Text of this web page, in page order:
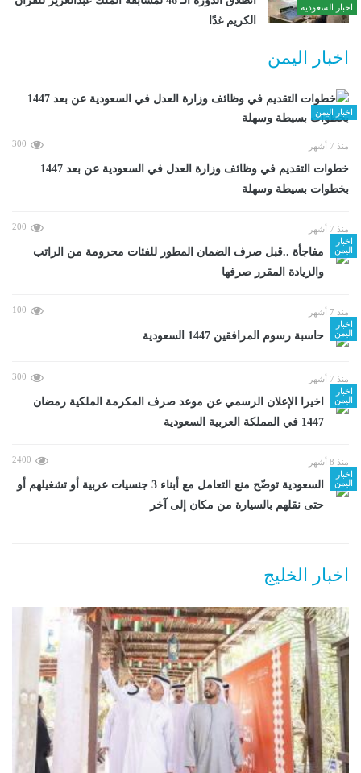
اخبار السعوديه
الكريم غدًا
اخبار اليمن
اخبار اليمن
منذ 7 أشهر 300
خطوات التقديم في وظائف وزارة العدل في السعودية عن بعد 1447
بخطوات بسيطة وسهلة
منذ 7 أشهر
200
اخبار
اليمن
مفاجأة ..قبل صرف الضمان المطور للفئات محرومة من الراتب
والزيادة المقرر صرفها
منذ 7 أشهر
100
اخبار
اليمن
حاسبة رسوم المرافقين 1447 السعودية
منذ 7 أشهر
300
اخبار
اليمن
اخيرا الإعلان الرسمي عن موعد صرف المكرمة الملكية رمضان
1447 في المملكة العربية السعودية
منذ 8 أشهر
2400
اخبار
اليمن
السعودية توضّح منع التعامل مع أبناء 3 جنسيات عربية أو تشغيلهم أو
حتى نقلهم بالسيارة من مكان إلى آخر
اخبار الخليج